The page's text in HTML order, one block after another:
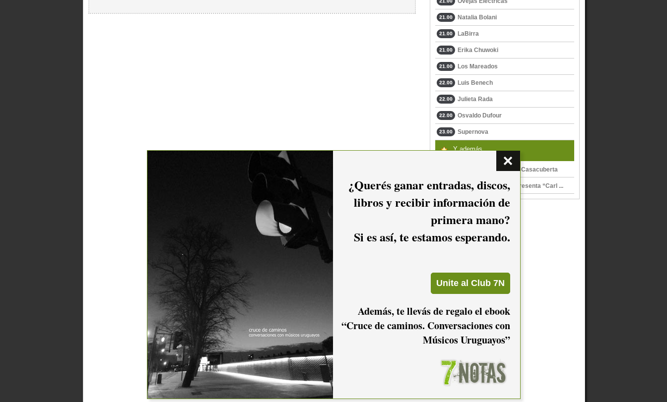
21.00 Natalia Bolani
21.00 LaBirra
21.00 Erika Chuwoki
21.00 Los Mareados
22.00 Luis Benech
22.00 Julieta Rada
22.00 Osvaldo Dufour
23.00 Supernova
Y además...
Naturaleza, de Carlos Casacuberta
Carlos Casacuberta presenta “Carl ...
¿Querés ganar entradas, discos,
libros y recibir información de
primera mano?
Si es así, te estamos esperando.
Además, te llevás de regalo el ebook
“Cruce de caminos. Conversaciones con
Músicos Uruguayos”